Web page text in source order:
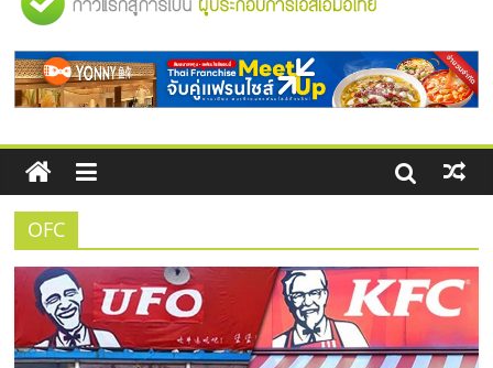
ร้านเครื่องเสียงคุณภาพสูง พร้อม
บริษัท Cybersecurity ในไทยที่ไหนดี?
วิธีเลือกผู้ให้บริการให้คุ้มค่าและตอบ
โจทย์ธุรกิจ
รวม
ข้อมูล
ธุรกิจ
SME
แห่ง
OFC